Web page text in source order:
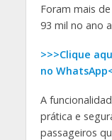
Foram mais de
93 mil no ano
>>>Clique
no
A
prática e
passageiros